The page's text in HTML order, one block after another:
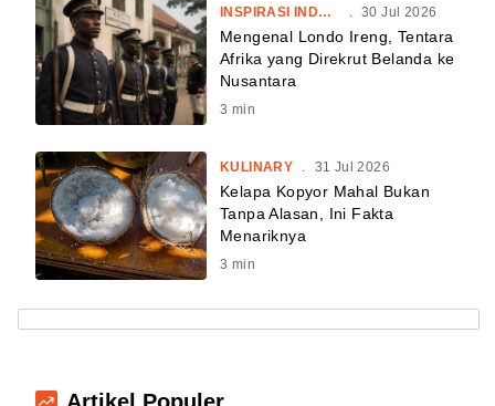
INSPIRASI INDONESIA 30 Jul 2026
Mengenal Londo Ireng, Tentara
Afrika yang Direkrut Belanda ke
Nusantara
3 min
KULINARY 31 Jul 2026
Kelapa Kopyor Mahal Bukan
Tanpa Alasan, Ini Fakta
Menariknya
3 min